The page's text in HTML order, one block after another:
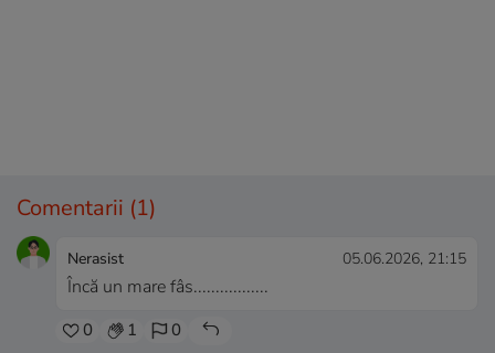
Comentarii (1)
Nerasist 05.06.2026, 21:15
Încă un mare fâs.................
0 1 0